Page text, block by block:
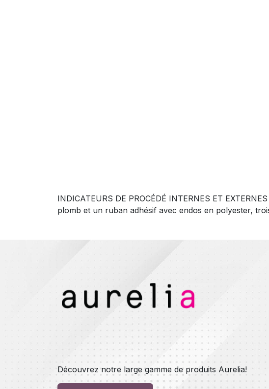
INDICATEURS DE PROCÉDÉ INTERNES ET
plomb et un ruban adhésif avec endos en polyester,
Découvrez notre large gamme de produits Aurelia!